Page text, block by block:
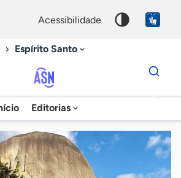
acessibilidade
Espírito Santo
Agência
Sebrae
de
Notícias
Editorias
Dados
para
chave